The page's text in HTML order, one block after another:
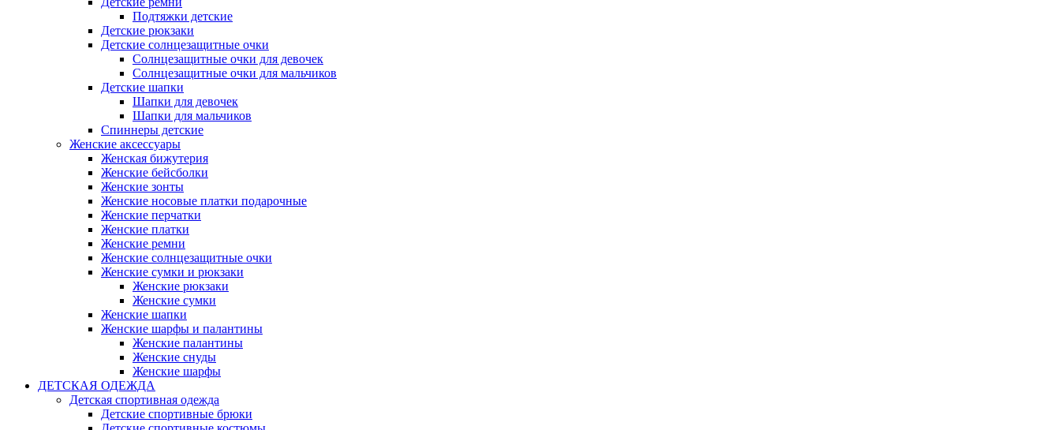
Подтяжки детские
Детские рюкзаки
Детские солнцезащитные очки
Солнцезащитные очки для девочек
Солнцезащитные очки для мальчиков
Детские шапки
Шапки для девочек
Шапки для мальчиков
Спиннеры детские
Женские аксессуары
Женская бижутерия
Женские бейсболки
Женские зонты
Женские носовые платки подарочные
Женские перчатки
Женские платки
Женские ремни
Женские солнцезащитные очки
Женские сумки и рюкзаки
Женские рюкзаки
Женские сумки
Женские шапки
Женские шарфы и палантины
Женские палантины
Женские снуды
Женские шарфы
ДЕТСКАЯ ОДЕЖДА
Детская спортивная одежда
Детские спортивные брюки